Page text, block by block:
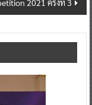
2021 ครั้งที่ 3